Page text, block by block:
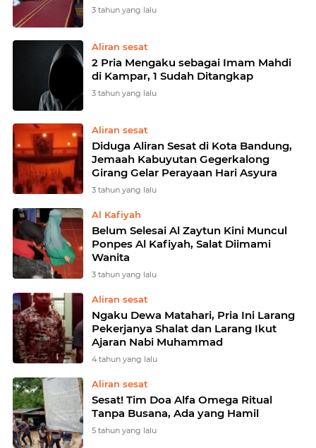
3 tahun yang lalu
Aliran sesat
2 Pria Mengaku sebagai Imam Mahdi
di Kampar, 1 Sudah Ditangkap
3 tahun yang lalu
Aliran sesat
Diduga Aliran Sesat di Kota Bandung,
Jemaah Kabuyutan Gegerkalong
Girang Gelar Perayaan Hari Asyura
3 tahun yang lalu
Al Kafiyah
Belum Selesai Al Zaytun Kini Muncul
Ponpes Al Kafiyah, Salat Diimami
Wanita
3 tahun yang lalu
Aliran sesat
Ngaku Dewa Matahari, Pria Ini Larang
Pekerjanya Shalat dan Larang Ikut
Ajaran Nabi Muhammad
4 tahun yang lalu
Aliran sesat
Sesat! Tim Doa Alfa Omega Ritual
Tanpa Busana, Ada yang Hamil
5 tahun yang lalu